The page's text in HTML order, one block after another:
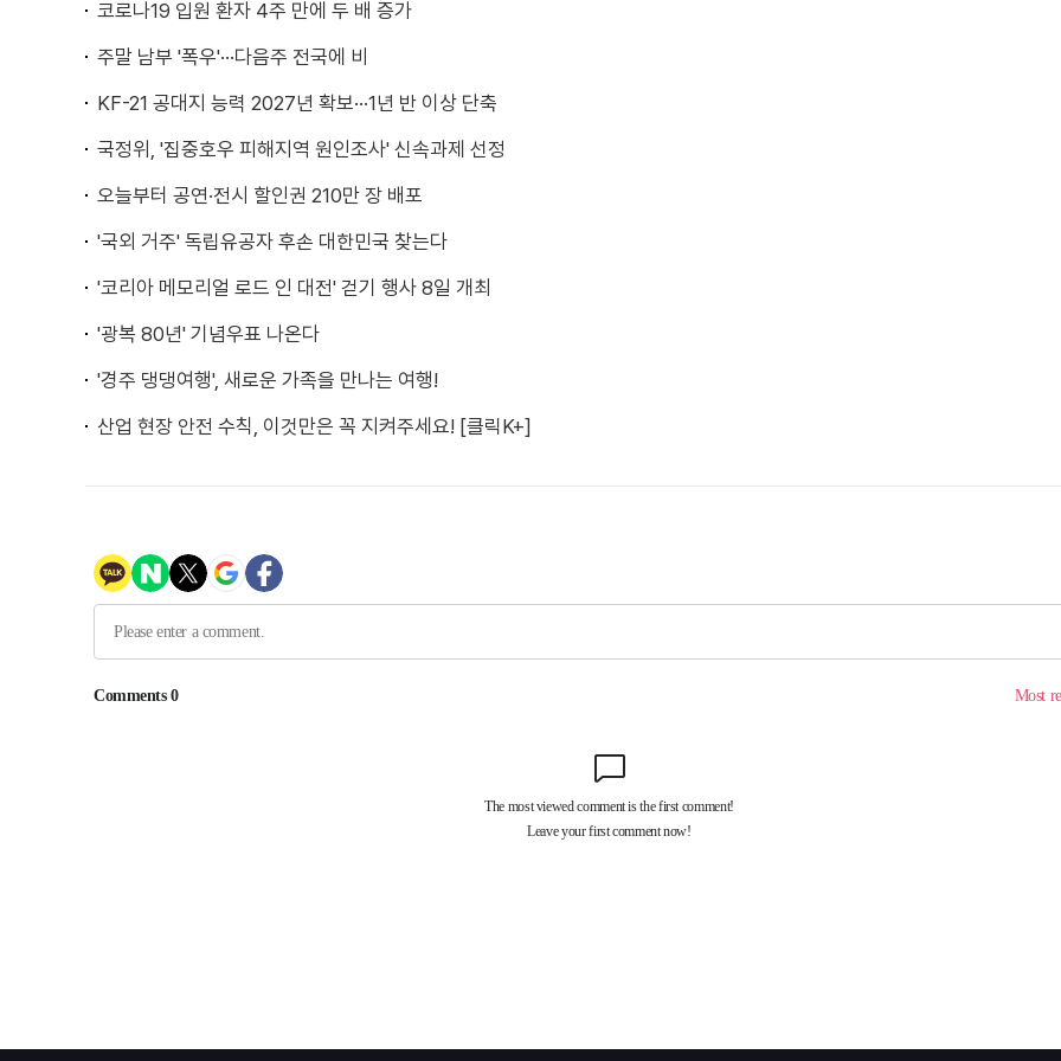
코로나19 입원 환자 4주 만에 두 배 증가
주말 남부 '폭우'···다음주 전국에 비
KF-21 공대지 능력 2027년 확보···1년 반 이상 단축
국정위, '집중호우 피해지역 원인조사' 신속과제 선정
오늘부터 공연·전시 할인권 210만 장 배포
'국외 거주' 독립유공자 후손 대한민국 찾는다
'코리아 메모리얼 로드 인 대전' 걷기 행사 8일 개최
'광복 80년' 기념우표 나온다
'경주 댕댕여행', 새로운 가족을 만나는 여행!
산업 현장 안전 수칙, 이것만은 꼭 지켜주세요! [클릭K+]